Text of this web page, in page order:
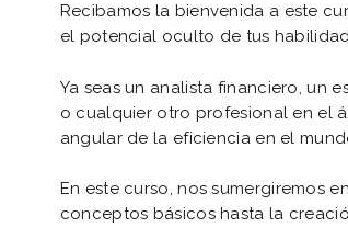
Recibamos la bienvenida a este
el potencial oculto de tus
Ya seas un analista financiero, un
o cualquier otro profesional en el
angular de la eficiencia en el
En este curso, nos sumergiremos
conceptos básicos hasta la